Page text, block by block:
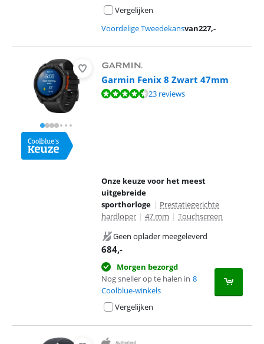
Vergelijken
Voordelige Tweedekansvan227,-
Garmin Fenix 8 Zwart 47mm
Beoordeling is 8,7 van de 10, gebaseerd op 23 reviews.
23 reviews
Onze keuze voor het meest
uitgebreide
sporthorloge | Prestatiegerichte
hardloper | 47 mm | Touchscreen
Geen oplader meegeleverd
684,-
Morgen bezorgd
Nog sneller op te halen in 8
Coolblue-winkels
Vergelijken